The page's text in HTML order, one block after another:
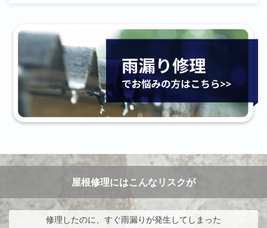
屋根修理にはこんなリスクが
修理したのに、すぐ雨漏りが発生してしまった